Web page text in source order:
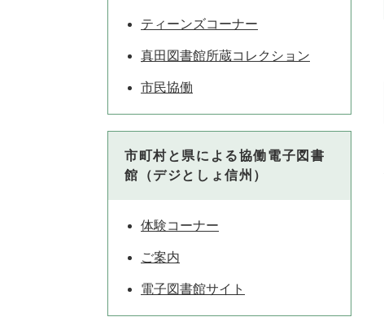
ティーンズコーナー
真田図書館所蔵コレクション
市民協働
市町村と県による協働電子図書
館（デジとしょ信州）
体験コーナー
ご案内
電子図書館サイト